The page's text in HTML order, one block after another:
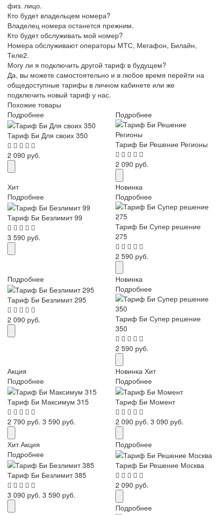
физ. лицо.
Кто будет владельцем номера?
Владелец номера останется прежним.
Кто будет обслуживать мой номер?
Номера обслуживают операторы МТС, Мегафон, Билайн,
Теле2.
Могу ли я подключить другой тариф в будущем?
Да, вы можете самостоятельно и в любое время перейти на
общедоступные тарифы в личном кабинете или же
подключить новый тариф у нас.
Похожие товары
Подробнее
Тариф Би Для своих 350
2 090 руб.
Подробнее
Тариф Би Решение Регионы
2 090 руб.
Хит
Подробнее
Тариф Би Безлимит 99
3 590 руб.
Новинка
Подробнее
Тариф Би Супер решение
275
2 590 руб.
Подробнее
Тариф Би Безлимит 295
2 090 руб.
Новинка
Подробнее
Тариф Би Супер решение
350
2 590 руб.
Акция
Подробнее
Тариф Би Максимум 315
2 790 руб. 3 590 руб.
Новинка Хит
Подробнее
Тариф Би Момент
2 090 руб. 3 090 руб.
Хит Акция
Подробнее
Тариф Би Безлимит 385
3 090 руб. 3 590 руб.
Подробнее
Тариф Би Решение Москва
2 090 руб.
Подробнее